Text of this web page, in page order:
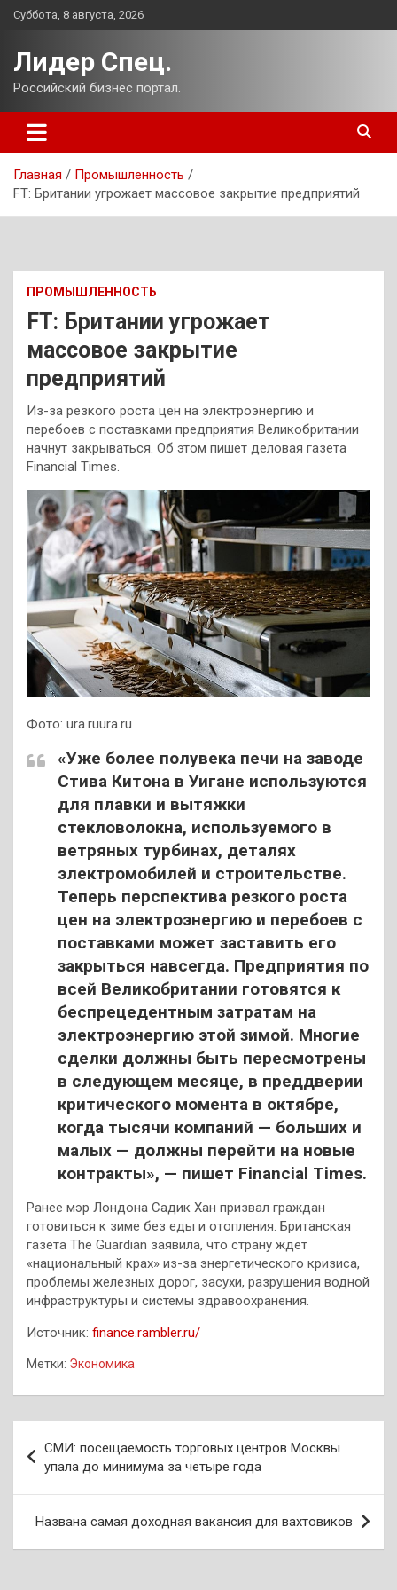
Перейти
Суббота, 8 августа, 2026
Лидер Спец.
Российский бизнес портал.
Главная
Промышленность
FT: Британии угрожает массовое закрытие предприятий
ПРОМЫШЛЕННОСТЬ
FT: Британии угрожает
массовое закрытие
предприятий
Из-за резкого роста цен на электроэнергию и
перебоев с поставками предприятия Великобритании
начнут закрываться. Об этом пишет деловая газета
Financial Times.
Фото: ura.ruura.ru
«Уже более полувека печи на заводе
Стива Китона в Уигане используются
для плавки и вытяжки
стекловолокна, используемого в
ветряных турбинах, деталях
электромобилей и строительстве.
Теперь перспектива резкого роста
цен на электроэнергию и перебоев с
поставками может заставить его
закрыться навсегда. Предприятия по
всей Великобритании готовятся к
беспрецедентным затратам на
электроэнергию этой зимой. Многие
сделки должны быть пересмотрены
в следующем месяце, в преддверии
критического момента в октябре,
когда тысячи компаний — больших и
малых — должны перейти на новые
контракты», — пишет Financial Times.
Ранее мэр Лондона Садик Хан призвал граждан
готовиться к зиме без еды и отопления. Британская
газета The Guardian заявила, что страну ждет
«национальный крах» из-за энергетического кризиса,
проблемы железных дорог, засухи, разрушения водной
инфраструктуры и системы здравоохранения.
Источник: finance.rambler.ru/
Метки: Экономика
по
записям
СМИ: посещаемость торговых центров Москвы
упала до минимума за четыре года
Названа самая доходная вакансия для вахтовиков